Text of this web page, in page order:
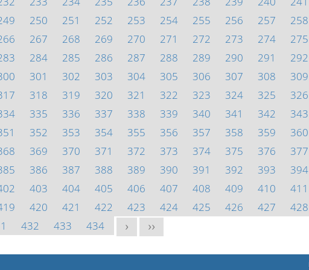
250 251 252 253 254 255 256 257
258
267 268 269 270 271 272 273 274
275
284 285 286 287 288 289 290 291
292
301 302 303 304 305 306 307 308
309
318 319 320 321 322 323 324 325
326
335 336 337 338 339 340 341 342
343
352 353 354 355 356 357 358 359
360
369 370 371 372 373 374 375 376
377
386 387 388 389 390 391 392 393
394
403 404 405 406 407 408 409 410
411
420 421 422 423 424 425 426 427
428
432 433 434 > >>